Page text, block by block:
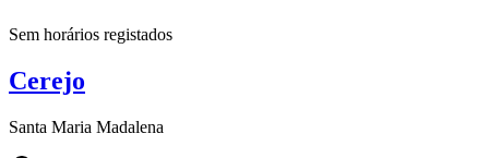
Sem horários registados
Cerejo
Santa Maria Madalena